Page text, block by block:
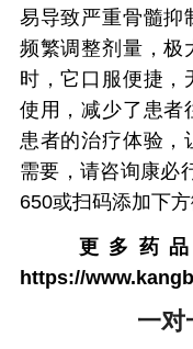
易导致严重骨髓抑
频繁调整剂量，极
时，它口服便捷，
使用，减少了患者
患者的治疗体验，
需要，请咨询康必
650或扫码添加下
更多药
https://
一对